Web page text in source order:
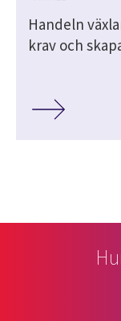
Handeln
krav och